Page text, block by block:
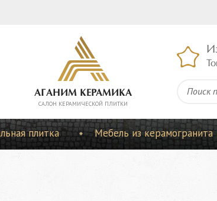
АГАНИМ КЕРАМИКА
CАЛОН КЕРАМИЧЕСКОЙ ПЛИТКИ
плитка Мебель из керамогранита